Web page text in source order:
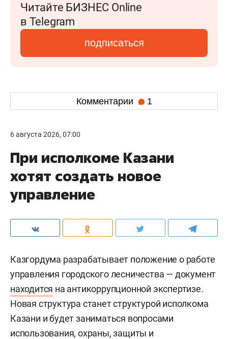
Читайте БИЗНЕС Online
в Telegram
подписаться
Комментарии 1
6 августа 2026, 07:00
При исполкоме Казани
хотят создать новое
управление
Казгордума разрабатывает положение о работе
управления городского лесничества — документ
находится на антикоррупционной экспертизе.
Новая структура станет структурой исполкома
Казани и будет заниматься вопросами
использования, охраны, защиты и